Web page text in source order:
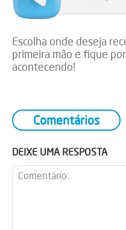
Escolha onde deseja
primeira mão e fique
acontecendo!
Comentários
DEIXE UMA RESPOSTA